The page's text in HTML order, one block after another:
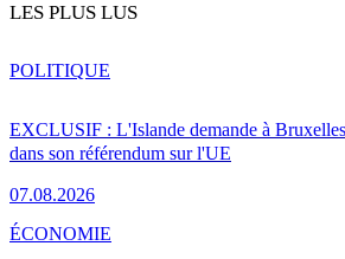
LES PLUS LUS
EXCLUSIF : L'Islande demande à
dans son référendum sur l'UE
07.08.2026
POLITIQUE
ÉCONOMIE